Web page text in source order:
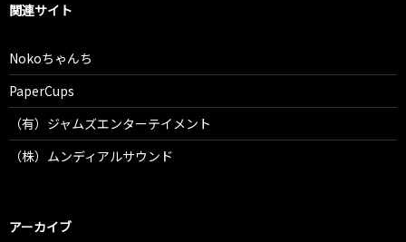
関連サイト
Nokoちゃんち
PaperCups
（有）ジャムズエンターテイメント
（株）ムンディアルサウンド
アーカイブ